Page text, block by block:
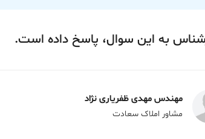
به این سوال، پاسخ داده‌ است.
مهندس مهدی ظفریاری نژاد
مشاور املاک سعادت